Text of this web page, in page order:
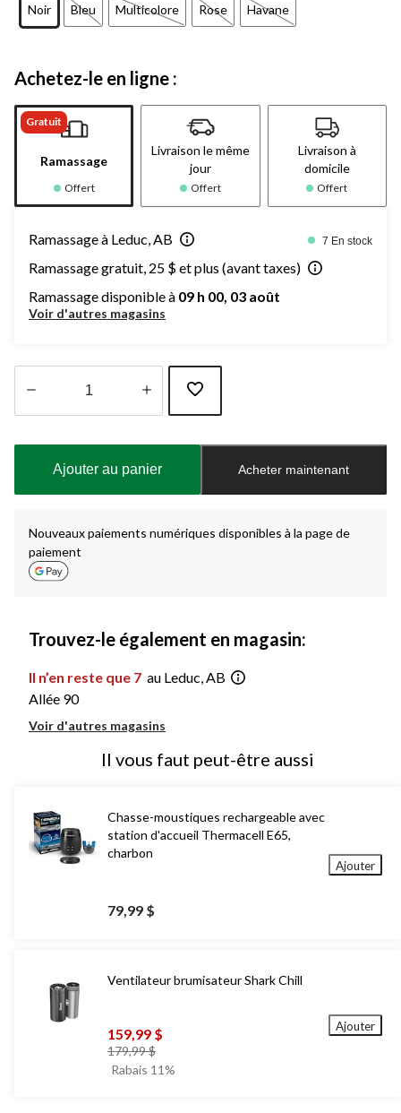
Noir Bleu Multicolore Rose Havane
Achetez-le en ligne :
Gratuit
Ramassage
Offert
Livraison le même
jour
Offert
Livraison à
domicile
Offert
Ramassage à Leduc, AB 7 En stock
Ramassage gratuit, 25 $ et plus (avant taxes)
Ramassage disponible à 09 h 00, 03 août
Voir d'autres magasins
à
Ajouter au panier Acheter maintenant
Nouveaux paiements numériques disponibles à la page de
paiement
Trouvez-le également en magasin:
Il n’en reste que 7 au Leduc, AB
Allée 90
Voir d'autres magasins
Il vous faut peut-être aussi
Chasse-moustiques rechargeable avec
station d'accueil Thermacell E65,
charbon
79,99 $
Ajouter
Ventilateur brumisateur Shark Chill
159,99 $
179,99 $prix
était
Rabais 11%
Ajouter